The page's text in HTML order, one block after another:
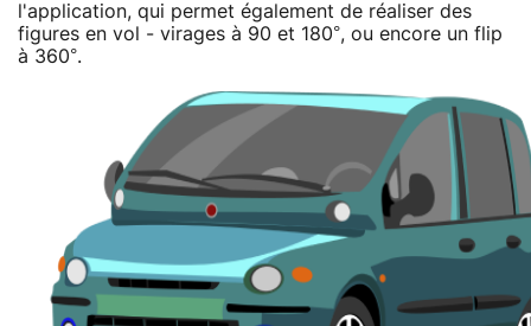
l'application, qui permet également de réaliser des
figures en vol - virages à 90 et 180°, ou encore un flip
à 360°.